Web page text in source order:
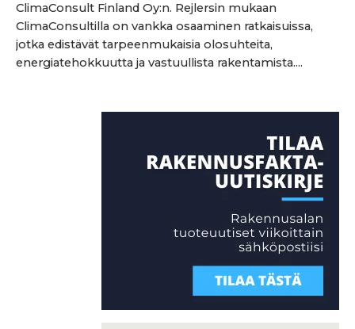
ClimaConsult Finland Oy:n. Rejlersin mukaan
ClimaConsultilla on vankka osaaminen ratkaisuissa,
jotka edistävät tarpeenmukaisia olosuhteita,
energiatehokkuutta ja vastuullista rakentamista....